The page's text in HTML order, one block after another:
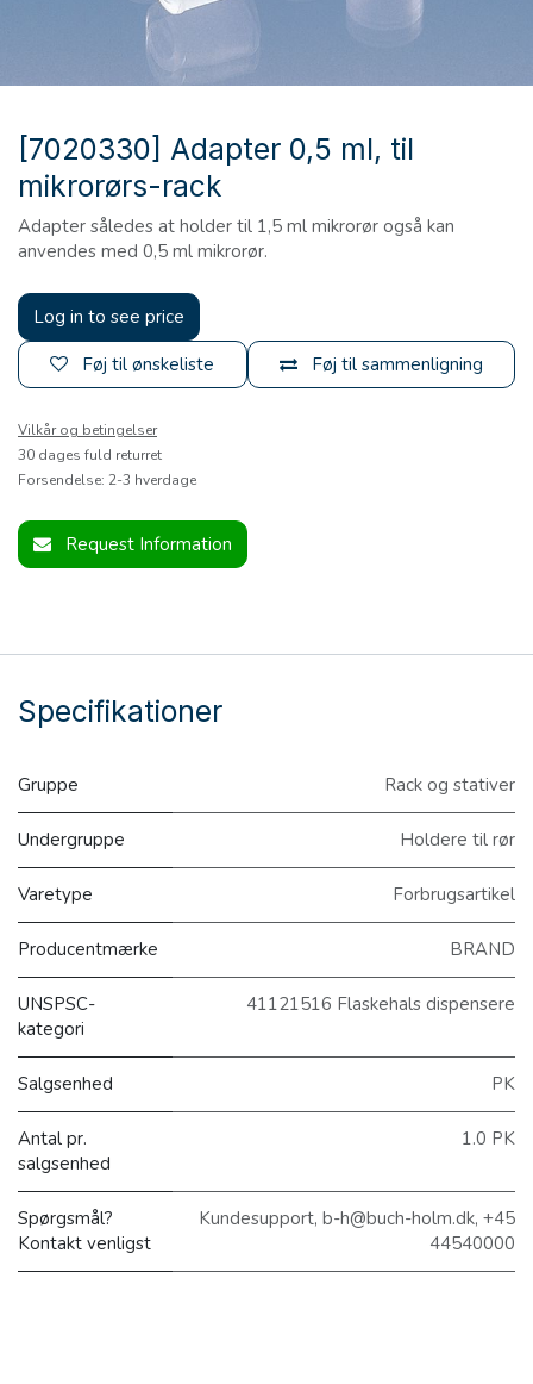
[7020330] Adapter 0,5 ml, til
mikrorørs-rack
Adapter således at holder til 1,5 ml mikrorør også kan
anvendes med 0,5 ml mikrorør.
Log in to see price
Føj til sammenligning
Føj til ønskeliste
Vilkår og betingelser
30 dages fuld returret
Forsendelse: 2-3 hverdage
Request Information
Specifikationer
Gruppe Rack og stativer
Undergruppe Holdere til rør
Varetype Forbrugsartikel
Producentmærke BRAND
UNSPSC-
kategori
41121516 Flaskehals dispensere
Salgsenhed PK
Antal pr.
salgsenhed
1.0 PK
Spørgsmål?
Kontakt venligst
Kundesupport, b-h@buch-holm.dk, +45
44540000